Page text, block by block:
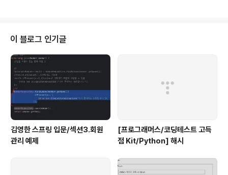
참고하려고 합니다. OKKY사이트 링크:� developer-mse1990.tistory.c
om https://luckyyowu.ti..
이 블로그 인기글
김영한 스프링 입문/섹션3.회원
관리 예제
[프로그래머스/코딩테스트 고득
점 Kit/Python] 해시